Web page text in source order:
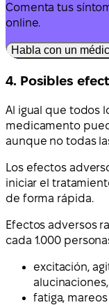
Comenta tus
online.
Habla con un
4. Posibles
Al igual que todos
medicamento
aunque no todas
Los efectos
iniciar el
de forma rápida.
Efectos adversos
cada 1.000
excitación,
fatiga,